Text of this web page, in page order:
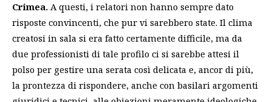
Crimea. A questi, i relatori non hanno sempre dato
risposte convincenti, che pur vi sarebbero state. Il clima
creatosi in sala si era fatto certamente difficile, ma da
due professionisti di tale profilo ci si sarebbe attesi il
polso per gestire una serata così delicata e, ancor di più,
la prontezza di rispondere, anche con basilari argomenti